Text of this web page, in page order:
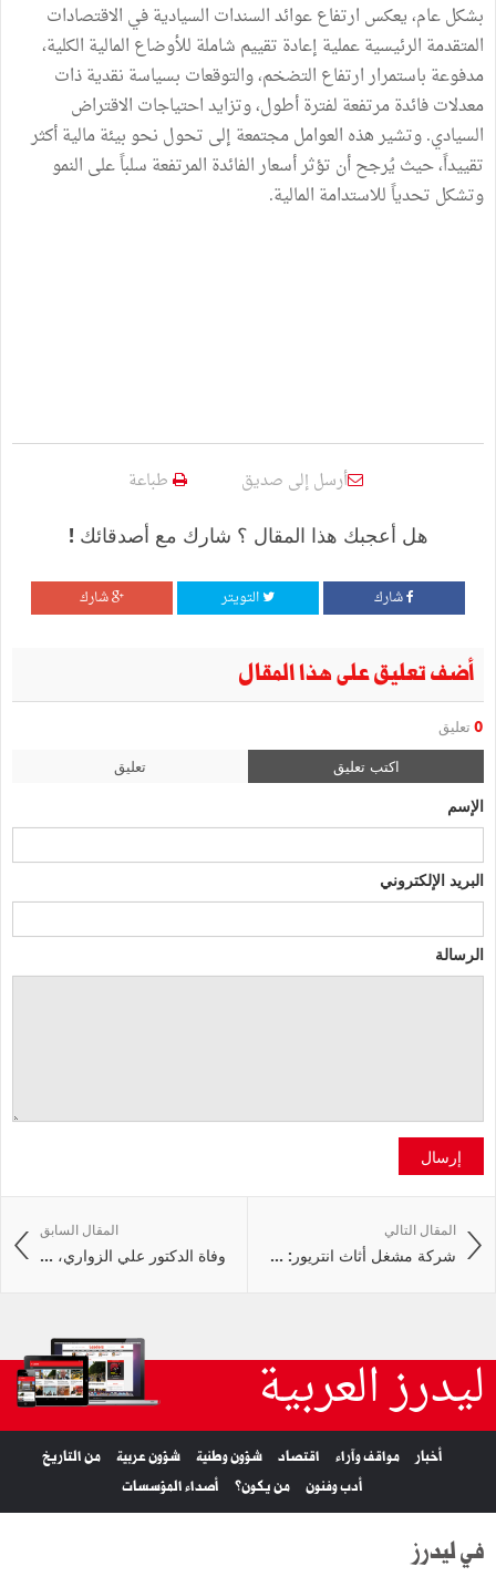
بشكل عام، يعكس ارتفاع عوائد السندات السيادية في الاقتصادات
المتقدمة الرئيسية عملية إعادة تقييم شاملة للأوضاع المالية الكلية،
مدفوعة باستمرار ارتفاع التضخم، والتوقعات بسياسة نقدية ذات
معدلات فائدة مرتفعة لفترة أطول، وتزايد احتياجات الاقتراض
السيادي. وتشير هذه العوامل مجتمعة إلى تحول نحو بيئة مالية أكثر
تقييداً، حيث يُرجح أن تؤثر أسعار الفائدة المرتفعة سلباً على النمو
وتشكل تحدياً للاستدامة المالية.
أرسل إلى صديق طباعة
هل أعجبك هذا المقال ؟ شارك مع أصدقائك !
شارك التويتر شارك
أضف تعليق على هذا المقال
0 تعليق
اكتب تعليق تعليق
الإسم
البريد الإلكتروني
الرسالة
إرسال
المقال السابق
وفاة الدكتور علي الزواري، ...
المقال التالي
شركة مشغل أثاث انتريور: ...
ليدرز العربية
أخبار مواقف وآراء اقتصاد شؤون وطنية شؤون عربية
من التاريخ
أدب وفنون
من يكون؟ أصداء المؤسسات
في ليدرز